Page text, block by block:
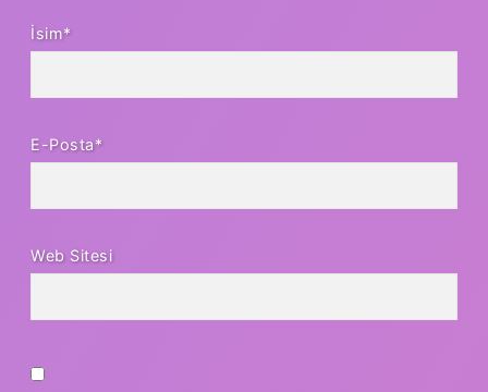
İsim*
E-Posta*
Web Sitesi